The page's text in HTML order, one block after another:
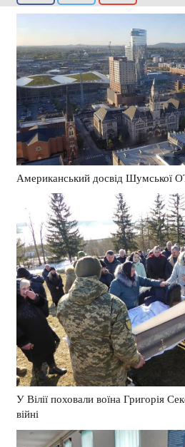
Американський досвід Шумської
У Вілії поховали воїна Григорія
війні